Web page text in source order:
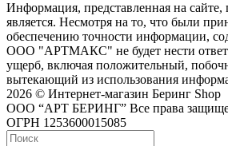
Информация, представленная на
является. Несмотря на то, что были
обеспечению точности информации,
ООО "АРТМАКС" не будет нести
ущерб, включая положительный,
вытекающий из использования
2026 © Интернет-магазин Беринг Shop
ООО “АРТ БЕРИНГ” Все права
ОГРН 1253600015085